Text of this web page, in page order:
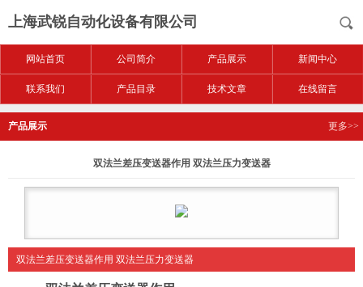
上海武锐自动化设备有限公司
网站首页 公司简介 产品展示 新闻中心
联系我们 产品目录 技术文章 在线留言
产品展示 更多>>
双法兰差压变送器作用 双法兰压力变送器
双法兰差压变送器作用 双法兰压力变送器